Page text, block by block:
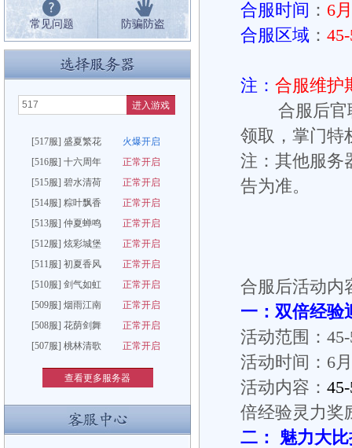
常见问题 防骗防盗
进入游戏
[517服] 盛夏繁花
火爆开启
[516服] 十六周年
正常开启
[515服] 碧水清荷
正常开启
[514服] 粽叶飘香
正常开启
[513服] 仲夏蝉鸣
正常开启
[512服] 炫彩城堡
正常开启
[511服] 初夏香风
正常开启
[510服] 剑气如虹
正常开启
[509服] 烟雨江南
正常开启
[508服] 花荫剑舞
正常开启
[507服] 桃林清歌
正常开启
查看更多服务器
合服时间 ： 6
合服区域 ：
注： 合服维护
合服后官职
领取，掌门特
注：其他服务
告为准。
合服后活动内
一：双倍经验
活动范围：
活动时间：6
活动内容：
倍经验灵力奖
二： 魅力大